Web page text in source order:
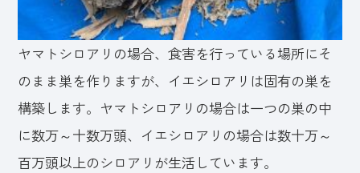
ヤマトシロアリの場合、食害を行っている場所にそ
のまま巣を作りますが、イエシロアリは固有の巣を
構築します。ヤマトシロアリの場合は一つの巣の中
に数万～十数万頭、イエシロアリの場合は数十万～
百万頭以上のシロアリが生活しています。